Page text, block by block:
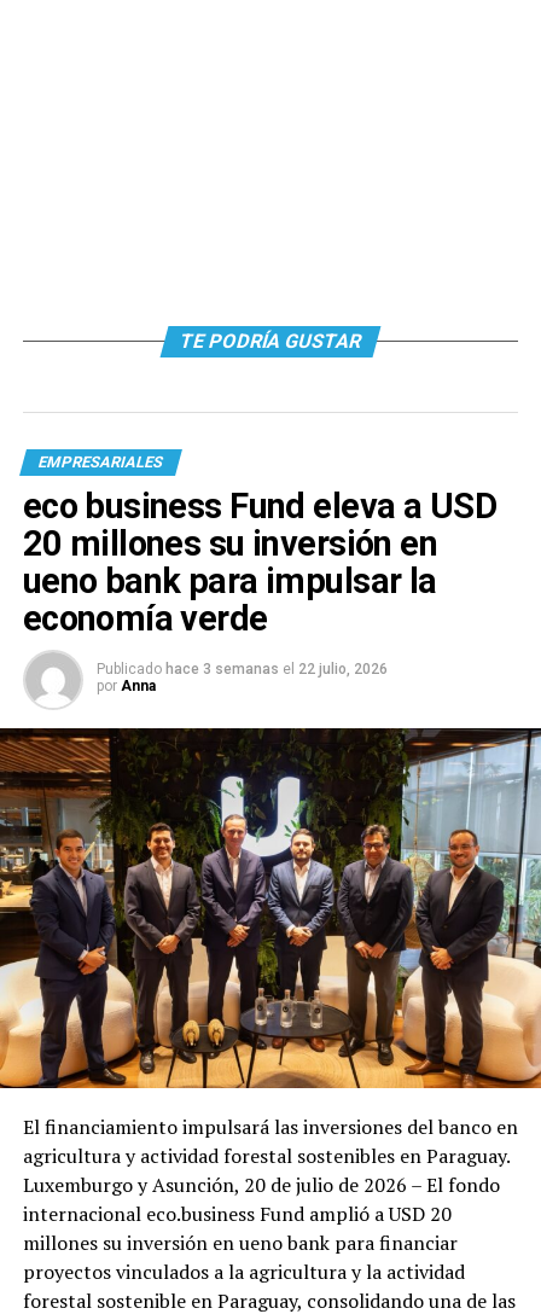
TE PODRÍA GUSTAR
EMPRESARIALES
eco business Fund eleva a USD
20 millones su inversión en
ueno bank para impulsar la
economía verde
Publicado hace 3 semanas el 22 julio, 2026
por Anna
El financiamiento impulsará las inversiones del banco en
agricultura y actividad forestal sostenibles en Paraguay.
Luxemburgo y Asunción, 20 de julio de 2026 – El fondo
internacional eco.business Fund amplió a USD 20
millones su inversión en ueno bank para financiar
proyectos vinculados a la agricultura y la actividad
forestal sostenible en Paraguay, consolidando una de las